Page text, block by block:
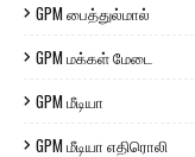
GPM பைத்துல்மால்
GPM மக்கள் மேடை
GPM மீடியா
GPM மீடியா எதிரொலி